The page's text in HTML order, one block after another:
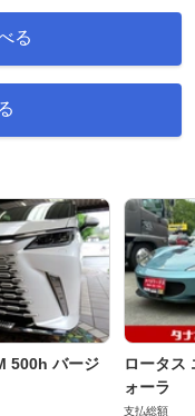
る
500h バージ
ロータス
ォーラ
支払総額